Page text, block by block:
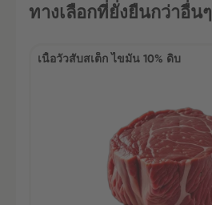
ทางเลือกที่ยั่งยืนกว่าอื่นๆ
เนื้อวัวสับสเต็ก ไขมัน 10% ดิบ